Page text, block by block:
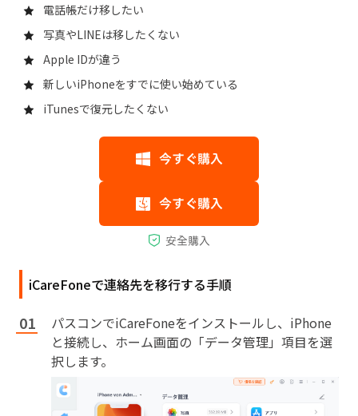
電話帳だけ移したい
写真やLINEは移したくない
Apple IDが違う
新しいiPhoneをすでに使い始めている
iTunesで復元したくない
iCareFoneで連絡先を移行する手順
パスコンでiCareFoneをインストールし、iPhone
と接続し、ホーム画面の「データ管理」項目を選
択します。